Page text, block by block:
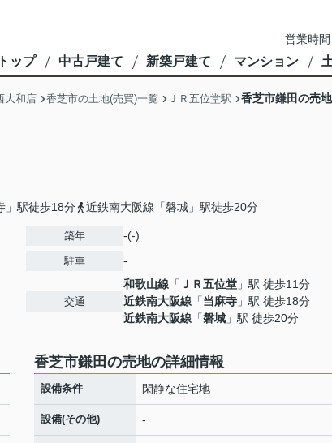
営業時
トップ 中古戸建て 新築戸建て マンション
大和店 香芝市の土地(売買)一覧 ＪＲ五位堂駅 香芝市鎌田の売地
」駅徒歩18分 近鉄南大阪線「磐城」駅徒歩20分
築年 -(-)
駐車 -
交通
和歌山線 「 ＪＲ五位堂 」駅 徒歩11分
近鉄南大阪線 「当麻寺 」駅 徒歩18分
近鉄南大阪線 「磐城 」駅 徒歩20分
香芝市鎌田の売地の詳細情報
設備条件 閑静な住宅地
設備(その他) -